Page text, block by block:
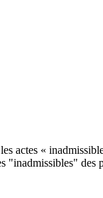
"inadmissibles"